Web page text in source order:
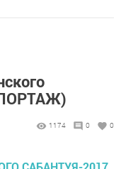
1174 0 0